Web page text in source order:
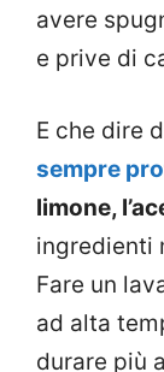
avere
e prive di
E che dire
sempre
limone,
ingredienti
Fare un
ad alta
durare più